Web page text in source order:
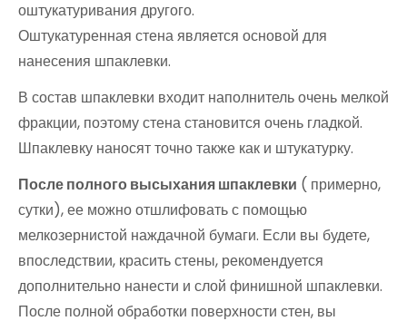
оштукатуривания другого.
Оштукатуренная стена является основой для
нанесения шпаклевки.
В состав шпаклевки входит наполнитель очень мелкой
фракции, поэтому стена становится очень гладкой.
Шпаклевку наносят точно также как и штукатурку.
После полного высыхания шпаклевки ( примерно,
сутки), ее можно отшлифовать с помощью
мелкозернистой наждачной бумаги. Если вы будете,
впоследствии, красить стены, рекомендуется
дополнительно нанести и слой финишной шпаклевки.
После полной обработки поверхности стен, вы